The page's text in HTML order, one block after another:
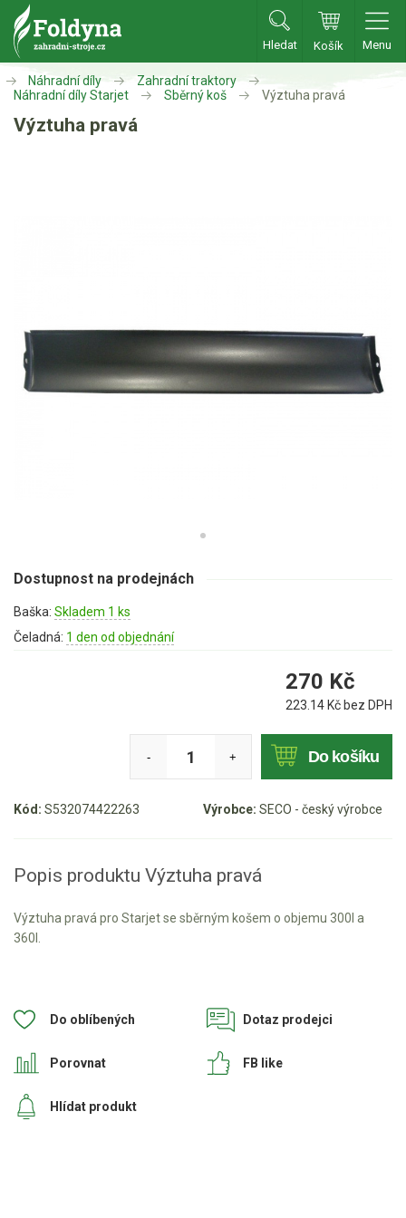
Hledat Košík Menu
Zahradní traktory
Zahradní traktory
Akumulátorové sekačky
Robotické sekačky
Bubnové sekačky
Motorové pily
Benzínové pily
AKU zahradní technika
Aku pily
Aku STIHL
Štípačka na dřevo
VARI
VARI malotraktory
Náhradní díly
Zahradní traktory
Náhradní díly Starjet
Sběrný koš Výztuha pravá
Výztuha pravá
Kód: S532074422263 Výrobce: SECO - český výrobce
Dostupnost na prodejnách
Baška: Skladem 1 ks
Čeladná: 1 den od objednání
270 Kč
223.14 Kč bez DPH
- + Do košíku
Popis produktu Výztuha pravá
Výztuha pravá pro Starjet se sběrným košem o objemu 300l a
360l.
Do oblíbených
Porovnat
Dotaz prodejci
Hlídat produkt
FB like